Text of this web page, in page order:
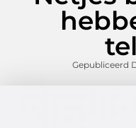
Gepubliceerd